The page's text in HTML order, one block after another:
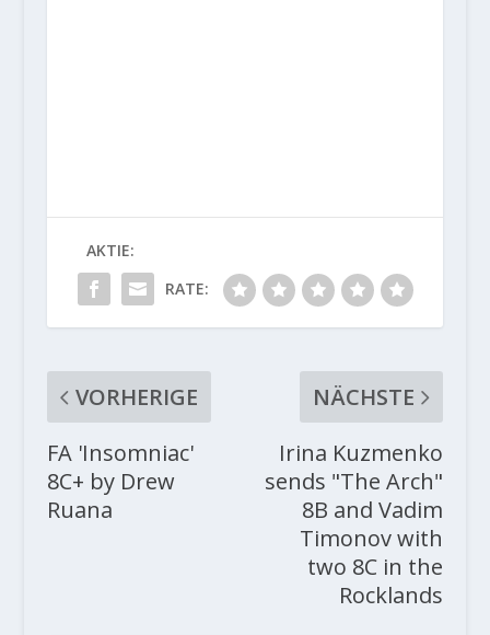
AKTIE:
RATE:
VORHERIGE
FA 'Insomniac'
8C+ by Drew
Ruana
NÄCHSTE
Irina Kuzmenko
sends "The Arch"
8B and Vadim
Timonov with
two 8C in the
Rocklands